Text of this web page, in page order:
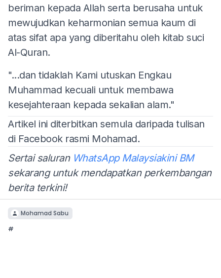
beriman kepada Allah serta berusaha untuk
mewujudkan keharmonian semua kaum di
atas sifat apa yang diberitahu oleh kitab suci
Al-Quran.
"...dan tidaklah Kami utuskan Engkau
Muhammad kecuali untuk membawa
kesejahteraan kepada sekalian alam."
Artikel ini diterbitkan semula daripada tulisan
di Facebook rasmi Mohamad.
Sertai saluran WhatsApp Malaysiakini BM
sekarang untuk mendapatkan perkembangan
berita terkini!
Mohamad Sabu
#